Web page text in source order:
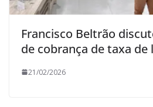
Francisco Beltrão
de cobrança de taxa de
21/02/2026